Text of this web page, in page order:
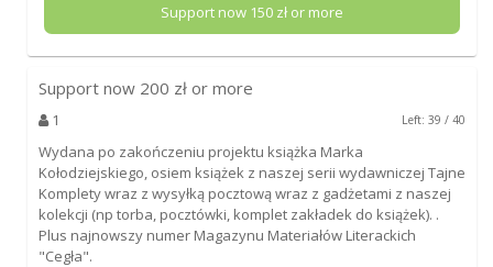
Support now 150zł or more
Support now 200 zł or more
1 Left: 39 / 40
Wydana po zakończeniu projektu książka Marka
Kołodziejskiego, osiem książek z naszej serii wydawniczej Tajne
Komplety wraz z wysyłką pocztową wraz z gadżetami z naszej
kolekcji (np torba, pocztówki, komplet zakładek do książek). .
Plus najnowszy numer Magazynu Materiałów Literackich
"Cegła".